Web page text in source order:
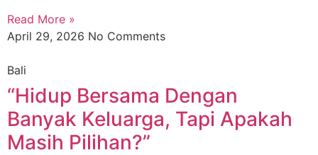
Read More »
April 29, 2026 No Comments
Bali
“Hidup Bersama Dengan
Banyak Keluarga, Tapi Apakah
Masih Pilihan?”